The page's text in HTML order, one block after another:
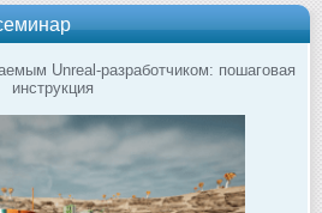
Unreal-разработчиком: пошаговая
инструкция